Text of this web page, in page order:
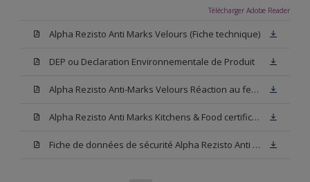
Télécharger Adobe Reader
Alpha Rezisto Anti Marks Velours (Fiche technique)
DEP ou Declaration Environnementale de Produit
Alpha Rezisto Anti-Marks Velours Réaction au feu A2-s1,d0
Alpha Rezisto Anti Marks Kitchens & Food certificate (Certificat alimentaire ISEGA)
Fiche de données de sécurité Alpha Rezisto Anti Marks Velours N00 (SDS)